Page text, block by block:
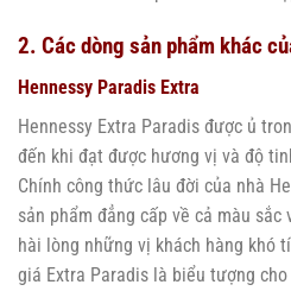
2. Các dòng sản phẩm khác
Hennessy Paradis Extra
Hennessy Extra Paradis được ủ
đến khi đạt được hương vị và độ
Chính công thức lâu đời của nhà
sản phẩm đẳng cấp về cả màu
hài lòng những vị khách hàng khó
giá Extra Paradis là biểu tượng